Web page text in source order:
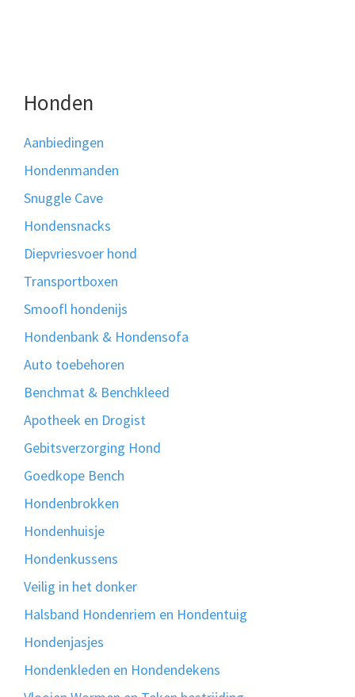
Honden
Aanbiedingen
Hondenmanden
Snuggle Cave
Hondensnacks
Diepvriesvoer hond
Transportboxen
Smoofl hondenijs
Hondenbank & Hondensofa
Auto toebehoren
Benchmat & Benchkleed
Apotheek en Drogist
Gebitsverzorging Hond
Goedkope Bench
Hondenbrokken
Hondenhuisje
Hondenkussens
Veilig in het donker
Halsband Hondenriem en Hondentuig
Hondenjasjes
Hondenkleden en Hondendekens